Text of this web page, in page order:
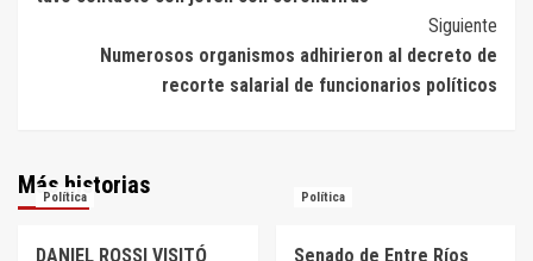
Siguiente
Numerosos organismos adhirieron al decreto de
recorte salarial de funcionarios políticos
Más historias
Política
DANIEL ROSSI VISITÓ
Política
Senado de Entre Ríos